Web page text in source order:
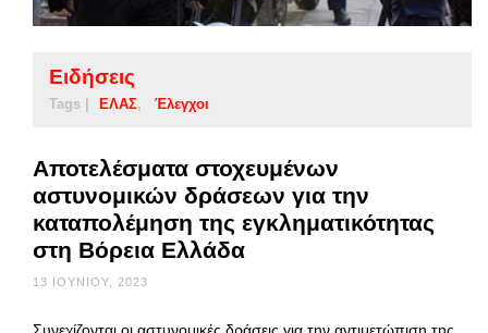
Ειδήσεις
Tags | ΕΛΑΣ Έλεγχοι
Αποτελέσματα στοχευμένων
αστυνομικών δράσεων για την
καταπολέμηση της εγκληματικότητας
στη Βόρεια Ελλάδα
13 ΙΟΥΝΊΟΥ, 2023